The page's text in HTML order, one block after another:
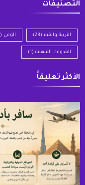
التصنيفات
التربية والقيم (23) الوعي (14)
القدوات الملهمة (1)
الأكثر تعليقاً